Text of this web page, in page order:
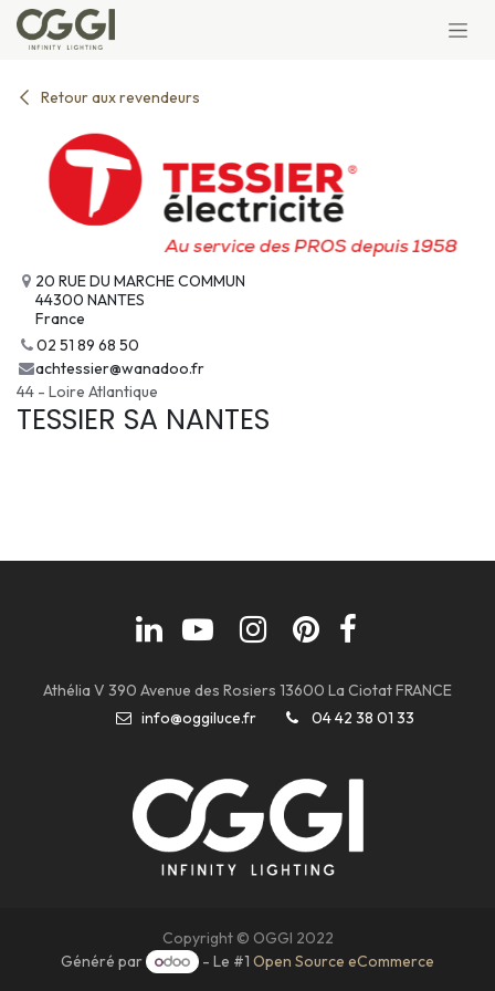
Se rendre au contenu
Retour aux revendeurs
20 RUE DU MARCHE COMMUN
44300 NANTES
France
02 51 89 68 50
achtessier@wanadoo.fr
44 - Loire Atlantique
TESSIER SA NANTES
Athélia V 390 Avenue des Rosiers 13600 La Ciotat FRANCE
info@oggiluce.fr
04 42 38 01 33
Copyright © OGGI 2022
Généré par
- Le #1Open Source eCommerce